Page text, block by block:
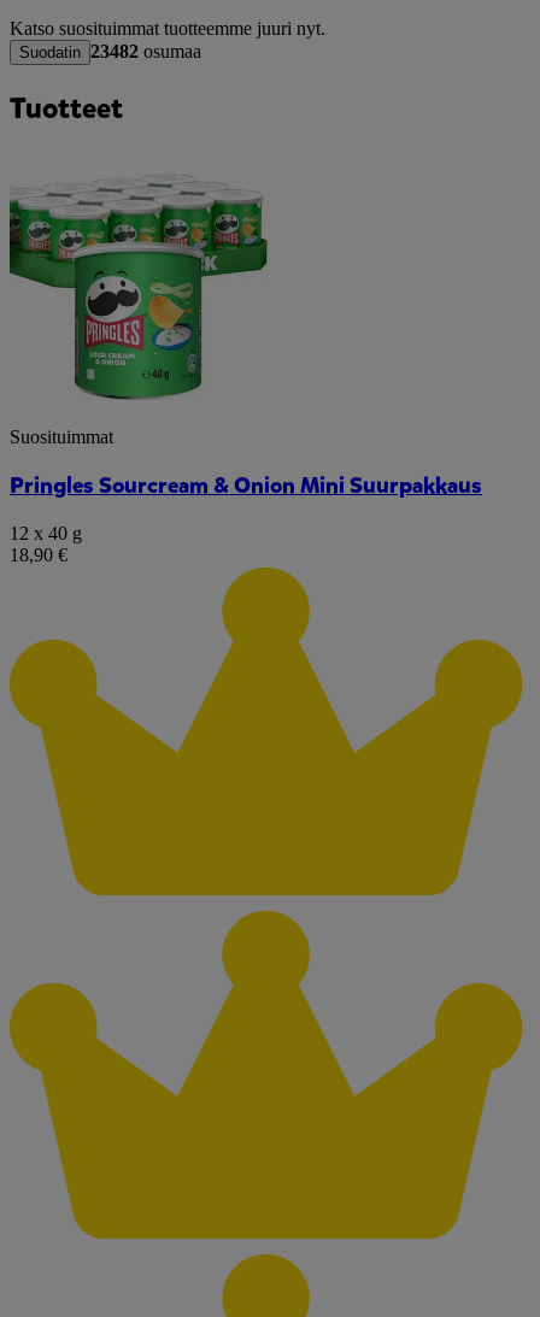
Katso suosituimmat tuotteemme juuri nyt.
Suodatin 23482 osumaa
Tuotteet
Suosituimmat
Pringles Sourcream & Onion Mini Suurpakkaus
12 x 40 g
18,90 €